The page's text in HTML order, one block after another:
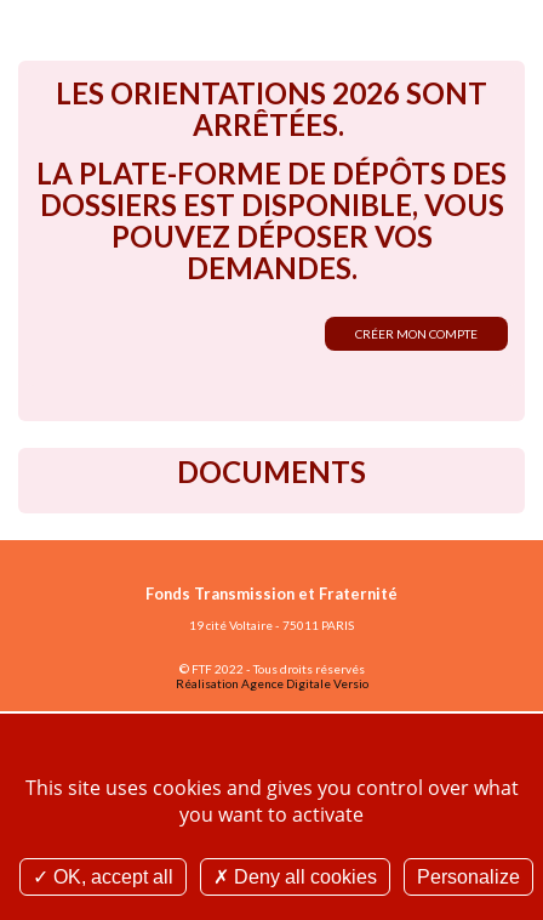
LES ORIENTATIONS 2026 SONT
ARRÊTÉES.
LA PLATE-FORME DE DÉPÔTS DES
DOSSIERS EST DISPONIBLE, VOUS
POUVEZ DÉPOSER VOS
DEMANDES.
CRÉER MON COMPTE
DOCUMENTS
Fonds Transmission et Fraternité
19 cité Voltaire - 75011 PARIS
© FTF 2022 - Tous droits réservés
Réalisation Agence Digitale Versio
ESPACE ASSOCIATIONS
Politique des données personnelles et cookies Gestion des cookies
This site uses cookies and gives you control over what
you want to activate
OK, accept all Deny all cookies Personalize